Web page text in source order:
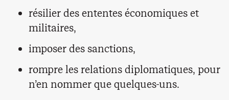
résilier des ententes économiques et
militaires,
imposer des sanctions,
rompre les relations diplomatiques, pour
n’en nommer que quelques-uns.